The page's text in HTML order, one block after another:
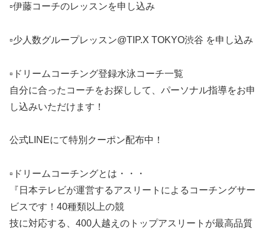
▫️伊藤コーチのレッスンを申し込み
▫️少人数グループレッスン@TIP.X TOKYO渋谷 を申し込み
▫️ドリームコーチング登録水泳コーチ一覧
自分に合ったコーチをお探しして、パーソナル指導をお申
し込みいただけます！
公式LINEにて特別クーポン配布中！
▫️ドリームコーチングとは・・・
『日本テレビが運営するアスリートによるコーチングサー
ビスです！40種類以上の競
技に対応する、400人越えのトップアスリートが最高品質